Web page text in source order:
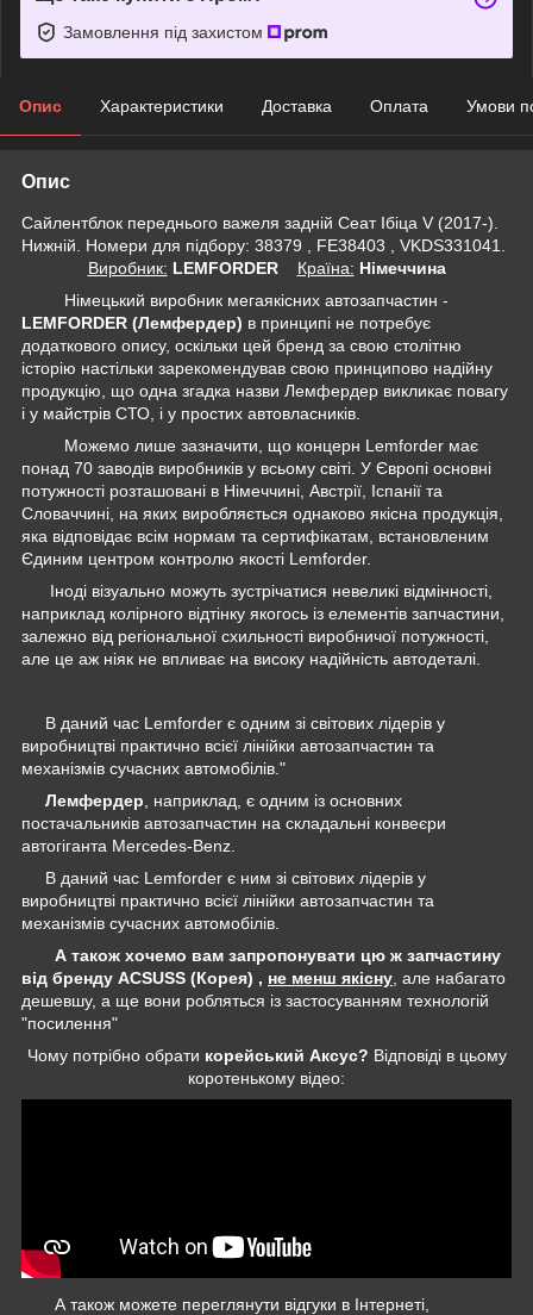
Замовлення під захистом
Опис Характеристики Доставка Оплата Умови
Опис
Сайлентблок переднього важеля задній Сеат Ібіца V (2017-).
Нижній. Номери для підбору: 38379 , FE38403 , VKDS331041.
Виробник: LEMFORDER Крaїна: Німеччина
Німецький виробник мегаякісних автозапчастин -
LEMFORDER (Лемфердер) в принципі не потребує
додаткового опису, оскільки цей бренд за свою столітню
історію настільки зарекомендував свою принципово надійну
продукцію, що одна згадка назви Лемфердер викликає повагу
і у майстрів СТО, і у простих автовласників.
Можемо лише зазначити, що концерн Lemforder має
понад 70 заводів виробників у всьому світі. У Європі основні
потужності розташовані в Німеччині, Австрії, Іспанії та
Словаччині, на яких виробляється однаково якісна продукція,
яка відповідає всім нормам та сертифікатам, встановленим
Єдиним центром контролю якості Lemforder.
Іноді візуально можуть зустрічатися невеликі відмінності,
наприклад колірного відтінку якогось із елементів запчастини,
залежно від регіональної схильності виробничої потужності,
але це аж ніяк не впливає на високу надійність автодеталі.
В даний час Lemforder є одним зі світових лідерів у
виробництві практично всієї лінійки автозапчастин та
механізмів сучасних автомобілів."
Лемфердер , наприклад, є одним із основних
постачальників автозапчастин на складальні конвеєри
автогіганта Mercedes-Benz.
В даний час Lemforder є ним зі світових лідерів у
виробництві практично всієї лінійки автозапчастин та
механізмів сучасних автомобілів.
А також хочемо вам запропонувати цю ж запчастину
від бренду ACSUSS (Корея) , не менш якісну , але набагато
дешевшу, а ще вони робляться із застосуванням технологій
"посилення"
Чому потрібно обрати корейський Аксус? Відповіді в цьому
коротенькому відео:
А також можете переглянути відгуки в Інтернеті,